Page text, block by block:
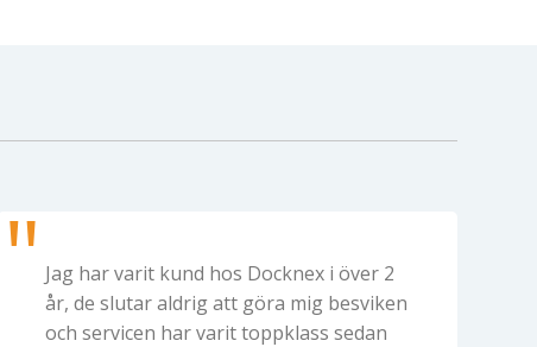
Jag har varit kund hos Docknex i över 2
år, de slutar aldrig att göra mig besviken
och servicen har varit toppklass sedan